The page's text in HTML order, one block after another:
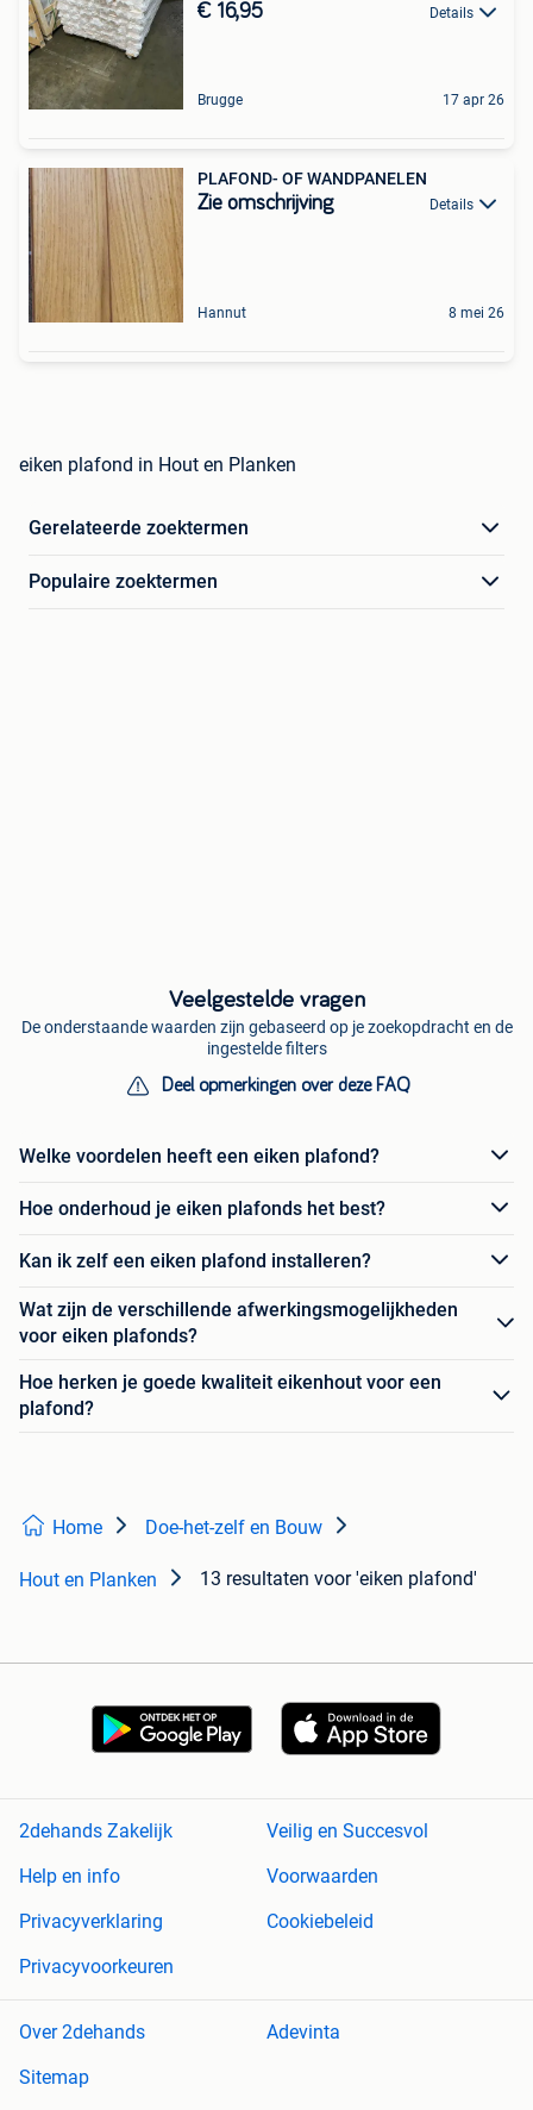
€ 16,95 Details
Brugge 17 apr 26
PLAFOND- OF WANDPANELEN
Zie omschrijving Details
Hannut 8 mei 26
eiken plafond in Hout en Planken
Gerelateerde zoektermen
Populaire zoektermen
Veelgestelde vragen
De onderstaande waarden zijn gebaseerd op je zoekopdracht en de
ingestelde filters
Deel opmerkingen over deze FAQ
Welke voordelen heeft een eiken plafond?
Hoe onderhoud je eiken plafonds het best?
Kan ik zelf een eiken plafond installeren?
Wat zijn de verschillende afwerkingsmogelijkheden
voor eiken plafonds?
Hoe herken je goede kwaliteit eikenhout voor een
plafond?
Home Doe-het-zelf en Bouw
Hout en Planken 13 resultaten voor 'eiken plafond'
2dehands Zakelijk
Veilig en Succesvol
Help en info
Voorwaarden
Privacyverklaring
Cookiebeleid
Privacyvoorkeuren
Over 2dehands
Adevinta
Sitemap